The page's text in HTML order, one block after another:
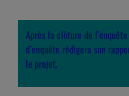
Après la clôture de
d’enquête rédigera son
le projet.